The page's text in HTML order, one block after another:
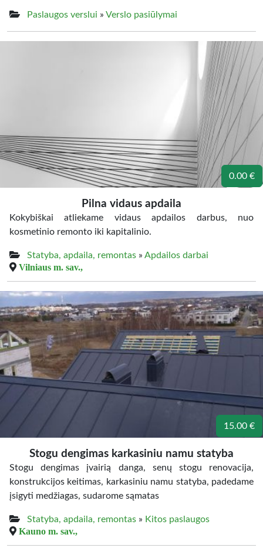
Paslaugos verslui » Verslo pasiūlymai
0.00 €
Pilna vidaus apdaila
Kokybiškai atliekame vidaus apdailos darbus, nuo
kosmetinio remonto iki kapitalinio.
Statyba, apdaila, remontas » Apdailos darbai
Vilniaus m. sav.,
15.00 €
Stogu dengimas karkasiniu namu statyba
Stogu dengimas įvairią danga, senų stogu renovacija,
konstrukcijos keitimas, karkasiniu namu statyba, padedame
įsigyti medžiagas, sudarome sąmatas
Statyba, apdaila, remontas » Kitos paslaugos
Kauno m. sav.,